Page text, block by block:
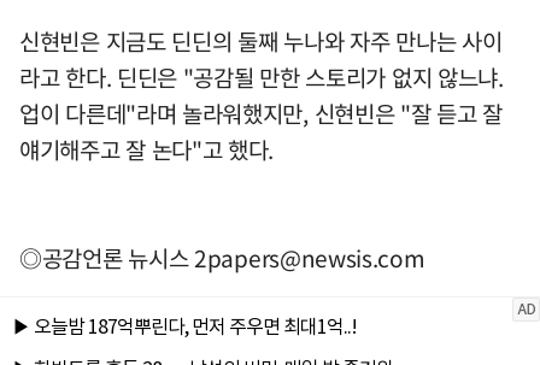
신현빈은 지금도 딘딘의 둘째 누나와 자주 만나는 사이
라고 한다. 딘딘은 "공감될 만한 스토리가 없지 않느냐.
업이 다른데"라며 놀라워했지만, 신현빈은 "잘 듣고 잘
얘기해주고 잘 논다"고 했다.
◎공감언론 뉴시스2papers@newsis.com